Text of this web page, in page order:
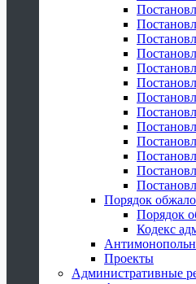
Порядок
Порядок
Кодекс
Проекты
Административные